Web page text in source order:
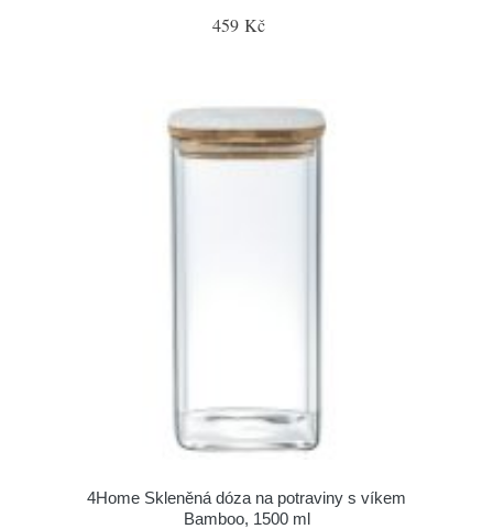
459 Kč
4Home Skleněná dóza na potraviny s víkem
Bamboo, 1500 ml